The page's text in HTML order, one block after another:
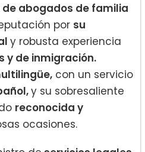
abogados de familia
por su
y robusta experiencia
y de inmigración.
con un servicio
y su sobresaliente
reconocida y
ocasiones.